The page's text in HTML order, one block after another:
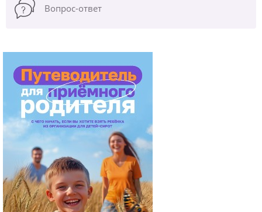
Вопрос-ответ